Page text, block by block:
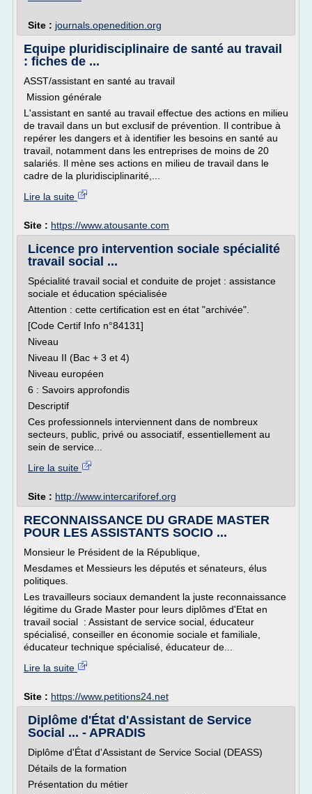
Site : journals.openedition.org
Equipe pluridisciplinaire de santé au travail
: fiches de ...
ASST/assistant en santé au travail
Mission générale
L'assistant en santé au travail effectue des actions en milieu
de travail dans un but exclusif de prévention. Il contribue à
repérer les dangers et à identifier les besoins en santé au
travail, notamment dans les entreprises de moins de 20
salariés. Il mène ses actions en milieu de travail dans le
cadre de la pluridisciplinarité,...
Lire la suite
Site : https://www.atousante.com
Licence pro intervention sociale spécialité
travail social ...
Spécialité travail social et conduite de projet : assistance
sociale et éducation spécialisée
Attention : cette certification est en état "archivée".
[Code Certif Info n°84131]
Niveau
Niveau II (Bac + 3 et 4)
Niveau européen
6 : Savoirs approfondis
Descriptif
Ces professionnels interviennent dans de nombreux
secteurs, public, privé ou associatif, essentiellement au
sein de service...
Lire la suite
Site : http://www.intercariforef.org
RECONNAISSANCE DU GRADE MASTER
POUR LES ASSISTANTS SOCIO ...
Monsieur le Président de la République,
Mesdames et Messieurs les députés et sénateurs, élus
politiques.
Les travailleurs sociaux demandent la juste reconnaissance
légitime du Grade Master pour leurs diplômes d'Etat en
travail social : Assistant de service social, éducateur
spécialisé, conseiller en économie sociale et familiale,
éducateur technique spécialisé, éducateur de...
Lire la suite
Site : https://www.petitions24.net
Diplôme d'État d'Assistant de Service
Social ... - APRADIS
Diplôme d'État d'Assistant de Service Social (DEASS)
Détails de la formation
Présentation du métier